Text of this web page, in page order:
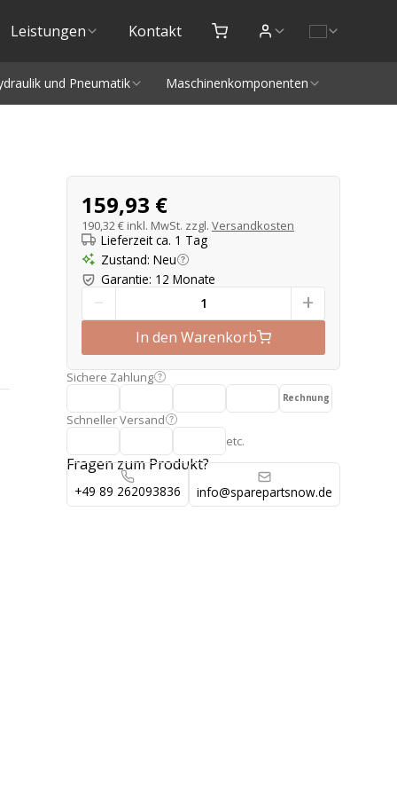
Leistungen Kontakt
und Pneumatik Maschinenkomponenten
Produktangebot
159,93 €
190,32 € inkl. MwSt. zzgl. Versandkosten
Lieferzeit ca. 1 Tag
Zustand:Neu
Garantie: 12 Monate
- +
In den Warenkorb
Sichere Zahlung
Rechnung
Schneller Versand
etc.
Fragen zum Produkt?
+49 89 262093836 info@sparepartsnow.de